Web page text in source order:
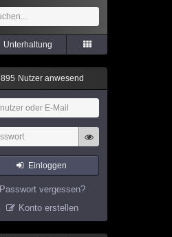
Unterhaltung
895 Nutzer anwesend
Einloggen
Passwort vergessen?
Konto erstellen